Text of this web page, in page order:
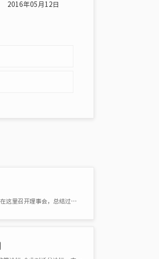
2016年05月12日
各位理事： 乘全国科技创新大会、两院院士大会和中国科协第九次会员代表大会之东风，今天我们在这里召开理事会，总结过去一年工作�